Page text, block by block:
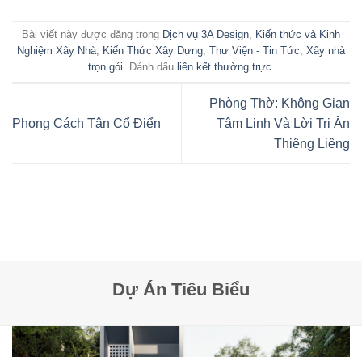
Bài viết này được đăng trong Dịch vụ 3A Design
Kiến thức và Kinh
Nghiệm Xây Nhà
Kiến Thức Xây Dựng Thư Viện - Tin Tức Xây nhà
trọn gói . Đánh dấu liên kết thường trực
Phong Cách Tân Cổ Điển
Phòng Thờ: Không Gian
Tâm Linh Và Lời Tri Ân
Thiêng Liêng
Dự Án Tiêu Biểu